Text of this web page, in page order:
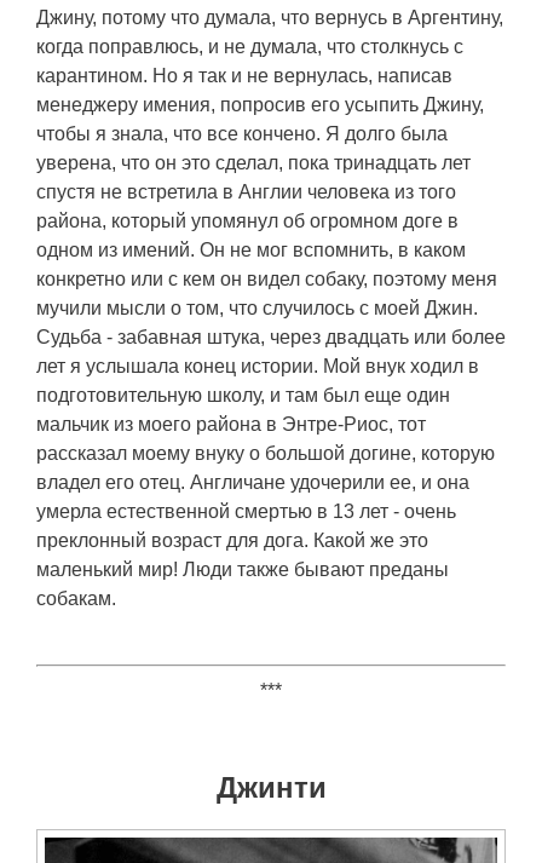
Джину, потому что думала, что вернусь в Аргентину,
когда поправлюсь, и не думала, что столкнусь с
карантином. Но я так и не вернулась, написав
менеджеру имения, попросив его усыпить Джину,
чтобы я знала, что все кончено. Я долго была
уверена, что он это сделал, пока тринадцать лет
спустя не встретила в Англии человека из того
района, который упомянул об огромном доге в
одном из имений. Он не мог вспомнить, в каком
конкретно или с кем он видел собаку, поэтому меня
мучили мысли о том, что случилось с моей Джин.
Судьба - забавная штука, через двадцать или более
лет я услышала конец истории. Мой внук ходил в
подготовительную школу, и там был еще один
мальчик из моего района в Энтре-Риос, тот
рассказал моему внуку о большой догине, которую
владел его отец. Англичане удочерили ее, и она
умерла естественной смертью в 13 лет - очень
преклонный возраст для дога. Какой же это
маленький мир! Люди также бывают преданы
собакам.
***
Джинти